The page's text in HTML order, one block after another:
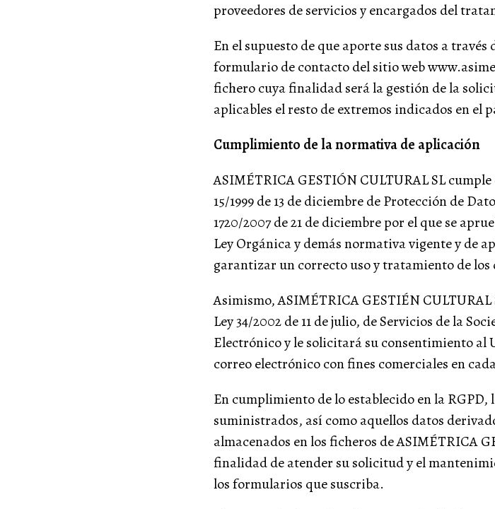
proveedores de servicios y encargados del
En el supuesto de que aporte sus datos a
formulario de contacto del sitio web
fichero cuya finalidad será la gestión de la
aplicables el resto de extremos indicados en el
Cumplimiento de la normativa de aplicación
ASIMÉTRICA GESTIÓN CULTURAL SL
15/1999 de 13 de diciembre de Protección de
1720/2007 de 21 de diciembre por el que se
Ley Orgánica y demás normativa vigente y de
garantizar un correcto uso y tratamiento de los
Asimismo, ASIMÉTRICA GESTIÉN
Ley 34/2002 de 11 de julio, de Servicios de la
Electrónico y le solicitará su consentimiento al
correo electrónico con fines comerciales en
En cumplimiento de lo establecido en la
suministrados, así como aquellos datos
almacenados en los ficheros de ASIMÉTRICA
finalidad de atender su solicitud y el
los formularios que suscriba.